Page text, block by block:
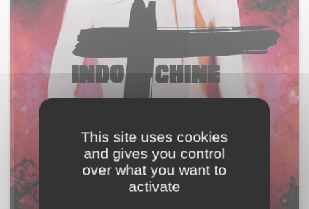
This site uses cookies
and gives you control
over what you want to
activate